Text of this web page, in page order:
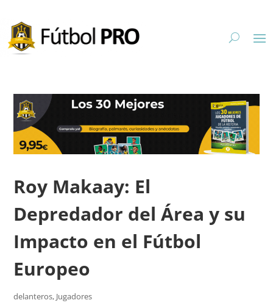
Roy Makaay: El
Depredador del Área y su
Impacto en el Fútbol
Europeo
delanteros, Jugadores